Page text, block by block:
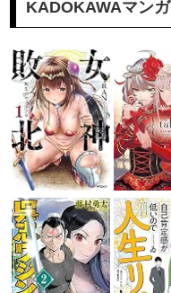
KADOKAWAマンガ